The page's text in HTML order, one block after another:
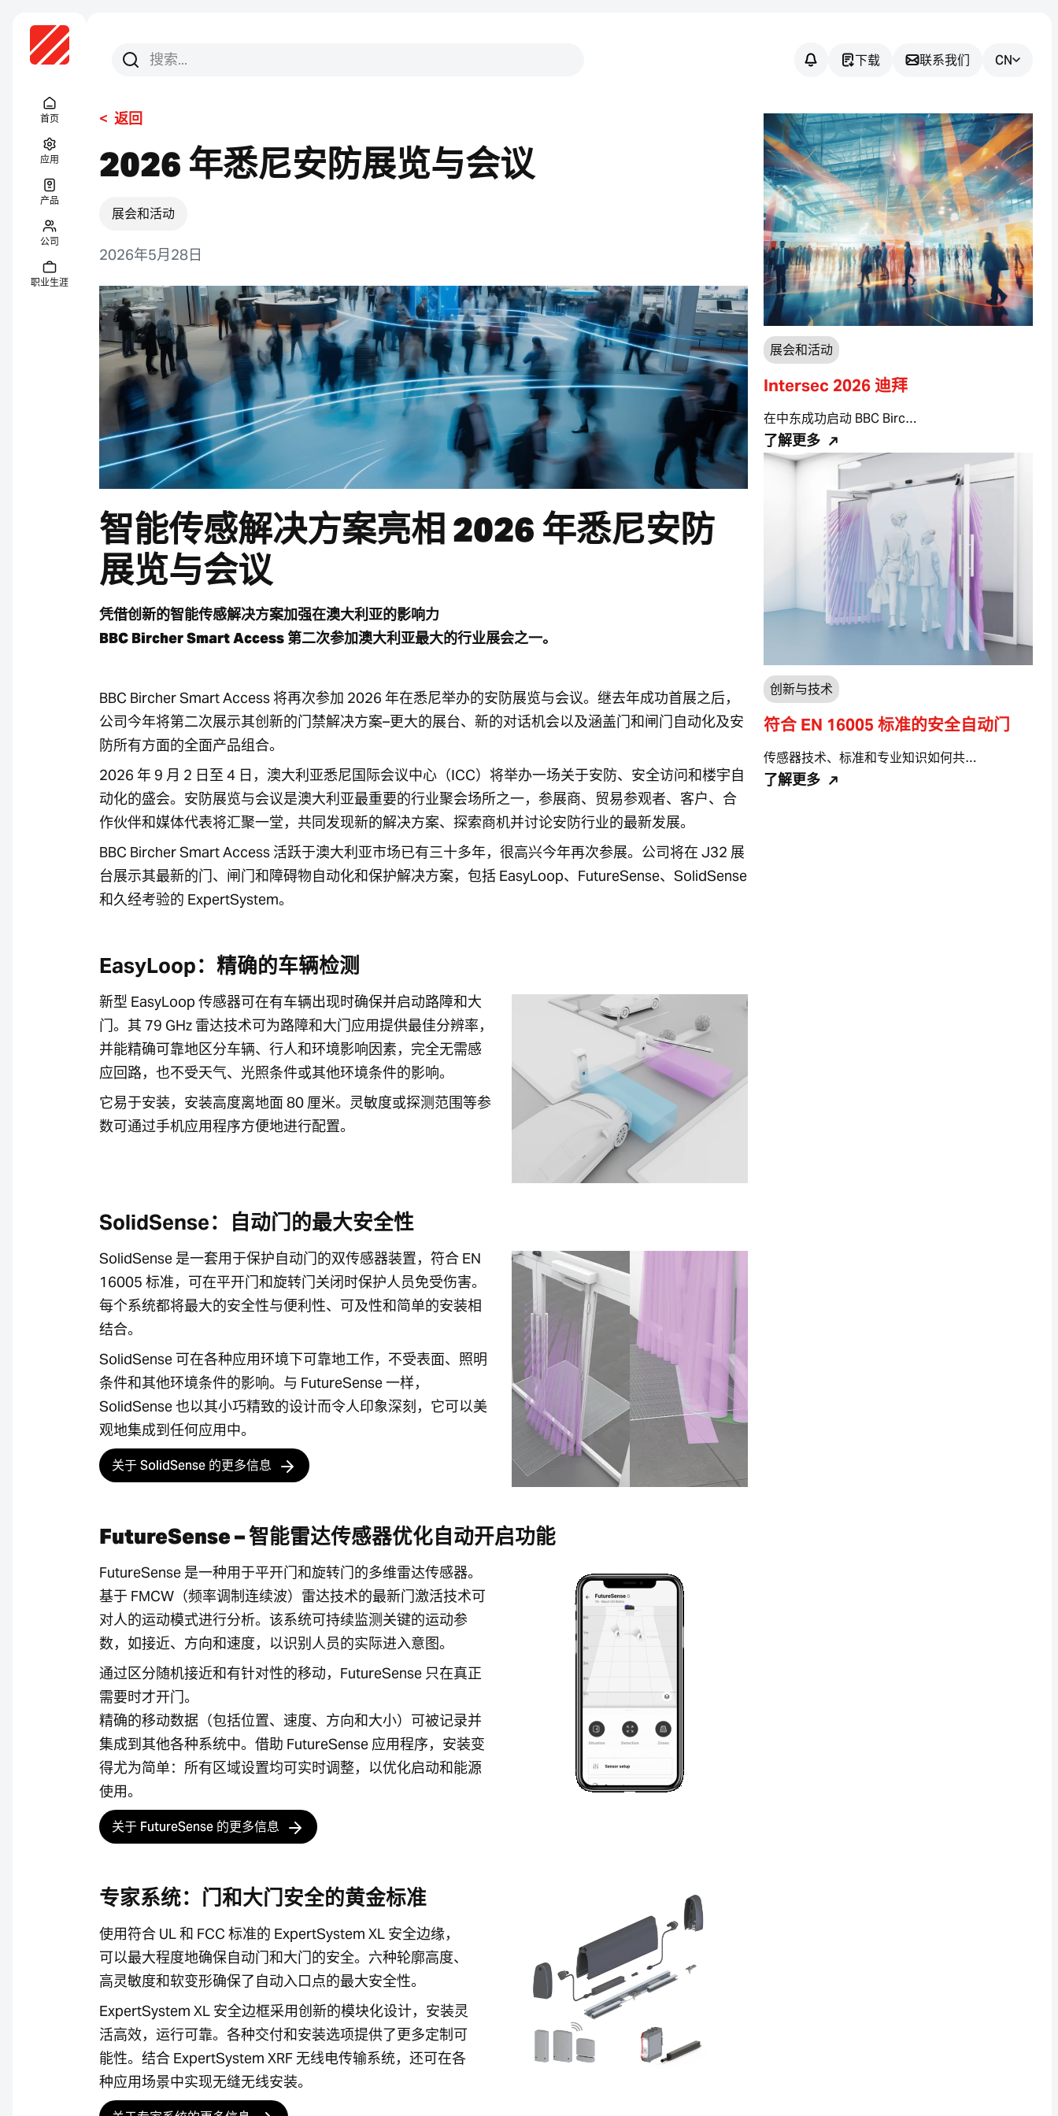
首页
应用
产品
公司
职业生涯
搜索
搜索
下载 联系我们 CN
< 返回
2026 年悉尼安防展览与会议
展会和活动
2026年5月28日
智能传感解决方案亮相 2026 年悉尼安防
展览与会议
凭借创新的智能传感解决方案加强在澳大利亚的影响力
BBC Bircher Smart Access 第二次参加澳大利亚最大的行业展会之一。
BBC Bircher Smart Access 将再次参加 2026 年在悉尼举办的安防展览与会议。继去年成功首展之后，
公司今年将第二次展示其创新的门禁解决方案–更大的展台、新的对话机会以及涵盖门和闸门自动化及安
防所有方面的全面产品组合。
2026 年 9 月 2 日至 4 日，澳大利亚悉尼国际会议中心（ICC）将举办一场关于安防、安全访问和楼宇自
动化的盛会。安防展览与会议是澳大利亚最重要的行业聚会场所之一，参展商、贸易参观者、客户、合
作伙伴和媒体代表将汇聚一堂，共同发现新的解决方案、探索商机并讨论安防行业的最新发展。
BBC Bircher Smart Access 活跃于澳大利亚市场已有三十多年，很高兴今年再次参展。公司将在 J32 展
台展示其最新的门、闸门和障碍物自动化和保护解决方案，包括 EasyLoop、FutureSense、SolidSense
和久经考验的 ExpertSystem。
EasyLoop：精确的车辆检测
新型 EasyLoop 传感器可在有车辆出现时确保并启动路障和大
门。其 79 GHz 雷达技术可为路障和大门应用提供最佳分辨率，
并能精确可靠地区分车辆、行人和环境影响因素，完全无需感
应回路，也不受天气、光照条件或其他环境条件的影响。
它易于安装，安装高度离地面 80 厘米。灵敏度或探测范围等参
数可通过手机应用程序方便地进行配置。
SolidSense：自动门的最大安全性
SolidSense 是一套用于保护自动门的双传感器装置，符合 EN
16005 标准，可在平开门和旋转门关闭时保护人员免受伤害。
每个系统都将最大的安全性与便利性、可及性和简单的安装相
结合。
SolidSense 可在各种应用环境下可靠地工作，不受表面、照明
条件和其他环境条件的影响。与 FutureSense 一样，
SolidSense 也以其小巧精致的设计而令人印象深刻，它可以美
观地集成到任何应用中。
关于 SolidSense 的更多信息
FutureSense – 智能雷达传感器优化自动开启功能
FutureSense 是一种用于平开门和旋转门的多维雷达传感器。
基于 FMCW（频率调制连续波）雷达技术的最新门激活技术可
对人的运动模式进行分析。该系统可持续监测关键的运动参
数，如接近、方向和速度，以识别人员的实际进入意图。
通过区分随机接近和有针对性的移动，FutureSense 只在真正
需要时才开门。
精确的移动数据（包括位置、速度、方向和大小）可被记录并
集成到其他各种系统中。借助 FutureSense 应用程序，安装变
得尤为简单：所有区域设置均可实时调整，以优化启动和能源
使用。
关于 FutureSense 的更多信息
专家系统：门和大门安全的黄金标准
使用符合 UL 和 FCC 标准的 ExpertSystem XL 安全边缘，
可以最大程度地确保自动门和大门的安全。六种轮廓高度、
高灵敏度和软变形确保了自动入口点的最大安全性。
ExpertSystem XL 安全边框采用创新的模块化设计，安装灵
活高效，运行可靠。各种交付和安装选项提供了更多定制可
能性。结合 ExpertSystem XRF 无线电传输系统，还可在各
种应用场景中实现无缝无线安装。
展会和活动
Intersec 2026 迪拜
在中东成功启动 BBC Birc…
了解更多
创新与技术
符合 EN 16005 标准的安全自动门
传感器技术、标准和专业知识如何共…
了解更多
吗？
我们将协助您为您的应用找到合
适的传感器解决方案。